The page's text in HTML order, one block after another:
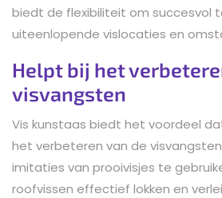
biedt de flexibiliteit om succesvol
uiteenlopende vislocaties en
Helpt bij het
visvangsten
Vis kunstaas biedt het voordeel
het verbeteren van de
imitaties van prooivisjes te
roofvissen effectief lokken en